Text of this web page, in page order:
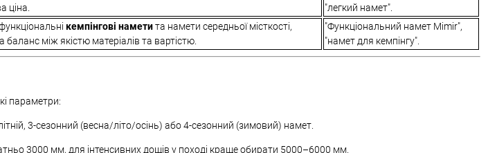
ціна.
"легкий намет".
кемпінгові наметита намети середньої місткості,
баланс між якістю матеріалів та вартістю.
"Функціональний намет Mimir",
"намет для кемпінгу".
параметри:
3-сезонний (весна/літо/осінь) або 4-сезонний (зимовий) намет.
3000 мм, для інтенсивних дощів у поході краще обирати 5000–6000 мм.